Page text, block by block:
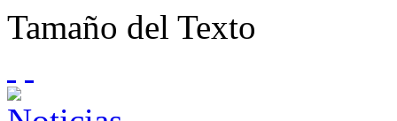
Tamaño del Texto